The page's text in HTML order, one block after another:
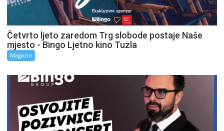
Četvrto ljeto zaredom Trg slobode postaje Naše
mjesto - Bingo Ljetno kino Tuzla
Magazin